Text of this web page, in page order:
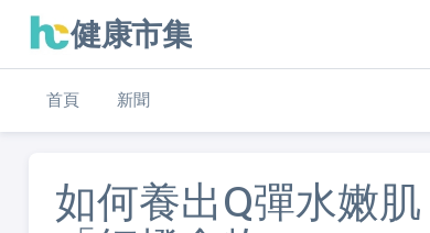
健康市集
首頁 新聞
如何養出Q彈水嫩